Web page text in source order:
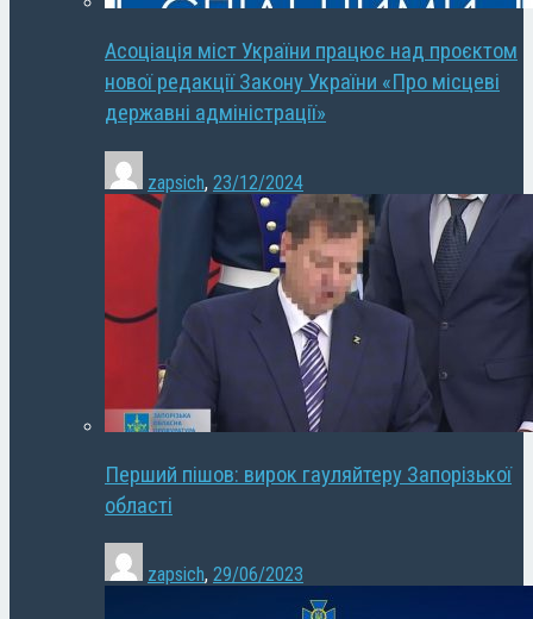
Асоціація міст України працює над проєктом
нової редакції Закону України «Про місцеві
державні адміністрації»
zapsich, 23/12/2024
Перший пішов: вирок гауляйтеру Запорізької
області
zapsich, 29/06/2023